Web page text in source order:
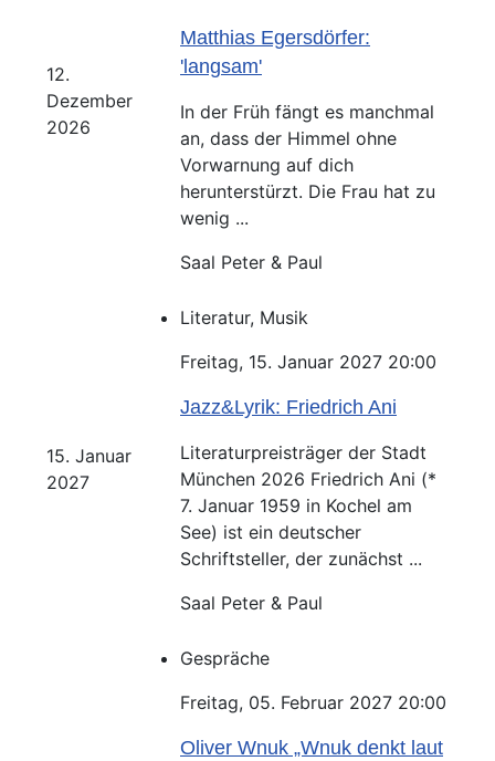
12.
Dezember
2026
Matthias Egersdörfer:
'langsam'
In der Früh fängt es manchmal
an, dass der Himmel ohne
Vorwarnung auf dich
herunterstürzt. Die Frau hat zu
wenig ...
Saal Peter & Paul
15. Januar
2027
Literatur, Musik
Freitag, 15. Januar 2027 20:00
Jazz&Lyrik: Friedrich Ani
Literaturpreisträger der Stadt
München 2026 Friedrich Ani (*
7. Januar 1959 in Kochel am
See) ist ein deutscher
Schriftsteller, der zunächst ...
Saal Peter & Paul
Gespräche
Freitag, 05. Februar 2027 20:00
Oliver Wnuk „Wnuk denkt laut